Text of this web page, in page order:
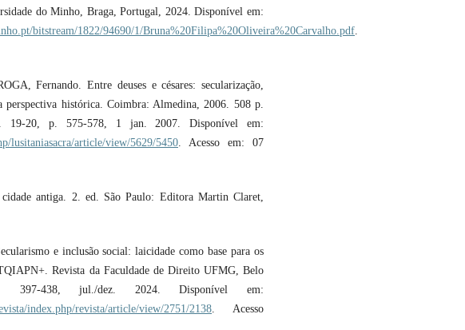
do Minho, Braga, Portugal, 2024. Disponível em:
bitstream/1822/94690/1/Bruna%20Filipa%20Oliveira%20Carvalho.pdf.
Fernando. Entre deuses e césares: secularização,
histórica. Coimbra: Almedina, 2006. 508 p.
19-20, p. 575-578, 1 jan. 2007. Disponível em:
lusitaniasacra/article/view/5629/5450. Acesso em: 07
antiga. 2. ed. São Paulo: Editora Martin Claret,
e inclusão social: laicidade como base para os
Revista da Faculdade de Direito UFMG, Belo
438, jul./dez. 2024. Disponível em:
index.php/revista/article/view/2751/2138. Acesso